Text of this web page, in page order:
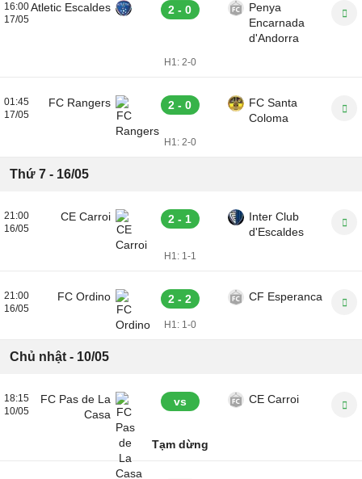
16:00
17/05
Atletic Escaldes 2 - 0
Penya
Encarnada
d'Andorra
H1: 2-0
01:45
17/05
FC Rangers 2 - 0
FC Santa
Coloma
H1: 2-0
Thứ 7 - 16/05
21:00
16/05
CE Carroi 2 - 1
Inter Club
d'Escaldes
H1: 1-1
21:00
16/05
FC Ordino 2 - 2 CF Esperanca
H1: 1-0
Chủ nhật - 10/05
18:15
10/05
FC Pas de La
Casa
vs CE Carroi
Tạm dừng